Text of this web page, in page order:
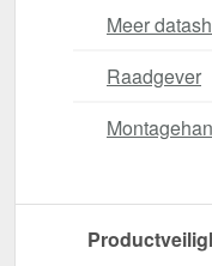
Meer
Raadgever